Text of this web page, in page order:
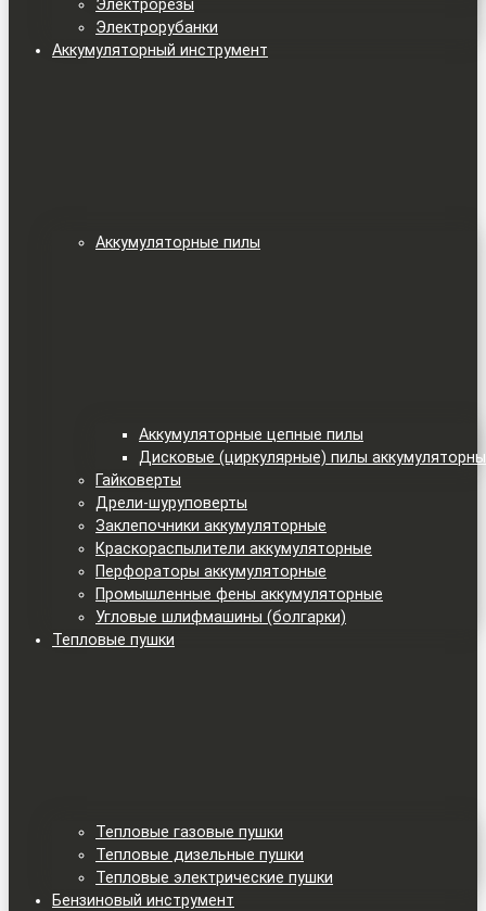
Электрорезы
Электрорубанки
Аккумуляторный инструмент
Аккумуляторные пилы
Аккумуляторные цепные пилы
Дисковые (циркулярные) пилы
Гайковерты
Дрели-шуруповерты
Заклепочники аккумуляторные
Краскораспылители аккумуляторные
Перфораторы аккумуляторные
Промышленные фены аккумуляторные
Угловые шлифмашины (болгарки)
Тепловые пушки
Тепловые газовые пушки
Тепловые дизельные пушки
Тепловые электрические пушки
Бензиновый инструмент